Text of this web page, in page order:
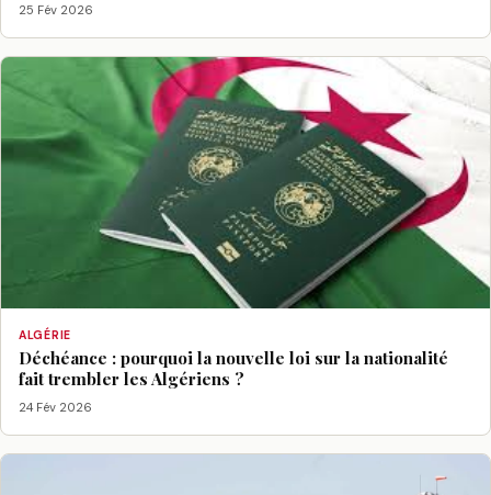
25 Fév 2026
ALGÉRIE
Déchéance : pourquoi la nouvelle loi sur la nationalité
fait trembler les Algériens ?
24 Fév 2026